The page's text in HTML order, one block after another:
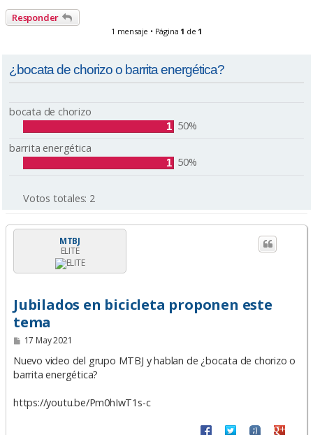
Responder
1 mensaje • Página 1 de 1
¿bocata de chorizo o barrita energética?
bocata de chorizo
1 50%
barrita energética
1 50%
Votos totales: 2
MTBJ
ELITE
Jubilados en bicicleta proponen este
tema
M
n
a
e
17 May 2021
Nuevo video del grupo MTBJ y hablan de ¿bocata de chorizo o
barrita energética?
https://youtu.be/Pm0hIwT1s-c